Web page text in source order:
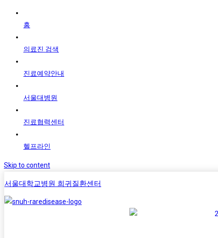
홈
의료진 검색
진료예약안내
서울대병원
진료협력센터
헬프라인
Skip to content
서울대학교병원 희귀질환센터